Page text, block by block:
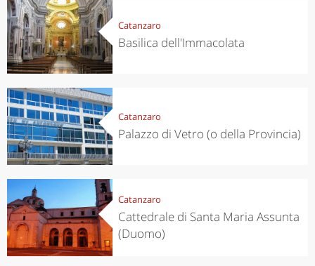
Catanzaro
Basilica dell'Immacolata
Catanzaro
Palazzo di Vetro (o della Provincia)
Catanzaro
Cattedrale di Santa Maria Assunta
(Duomo)